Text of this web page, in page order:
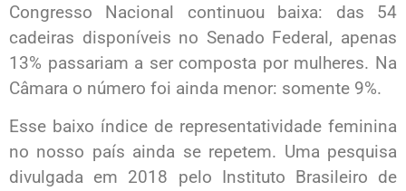
Congresso Nacional continuou baixa: das 54
cadeiras disponíveis no Senado Federal, apenas
13% passariam a ser composta por mulheres. Na
Câmara o número foi ainda menor: somente 9%.
Esse baixo índice de representatividade feminina
no nosso país ainda se repetem. Uma pesquisa
divulgada em 2018 pelo Instituto Brasileiro de